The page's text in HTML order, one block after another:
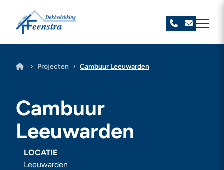
Cambuur
Leeuwarden
› Projecten › Cambuur Leeuwarden
LOCATIE
Leeuwarden